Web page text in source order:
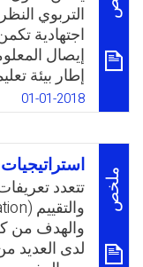
نموذجا TPACK وَ SAMR.
التربوي
اجتهادية
إيصال
إطار بيئة
الفروق
تشكيل
والتعرف
فترة بشكل
المهنية
نفسيين
القياسات
المختلفة
يتأتى
01-01-2018
ملخص
والهدف من
لدى العديد